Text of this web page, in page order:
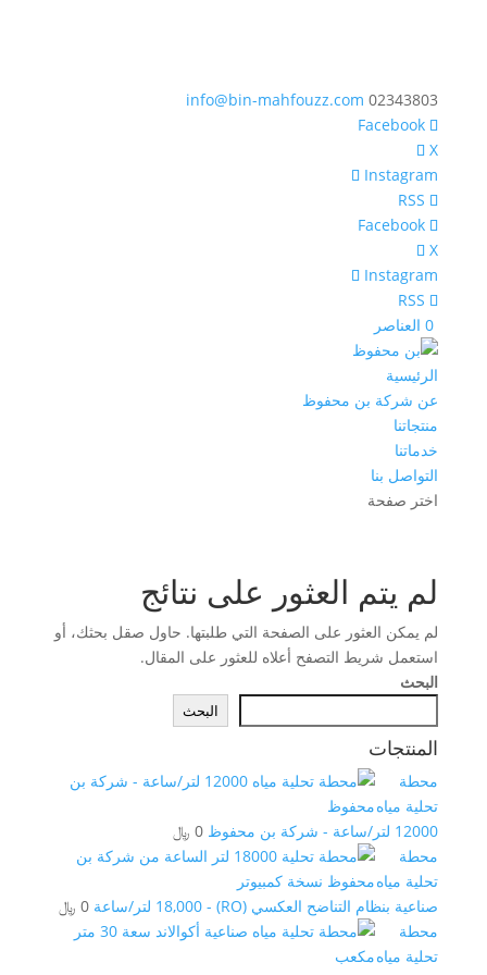
02343803
info@bin-mahfouzz.com
X
Instagram
X
Instagram
الرئيسية
عن شركة بن محفوظ
منتجاتنا
خدماتنا
التواصل بنا
اختر صفحة
لم يتم العثور على نتائج
لم يمكن العثور على الصفحة التي طلبتها. حاول صقل بحثك، أو
استعمل شريط التصفح أعلاه للعثور على المقال.
البحث
البحث
المنتجات
محطة
تحلية مياه
12000 لتر/ساعة - شركة بن محفوظ
0 ﷼
محطة
تحلية مياه
صناعية بنظام التناضح العكسي (RO) - 18,000 لتر/ساعة
0 ﷼
محطة
تحلية مياه